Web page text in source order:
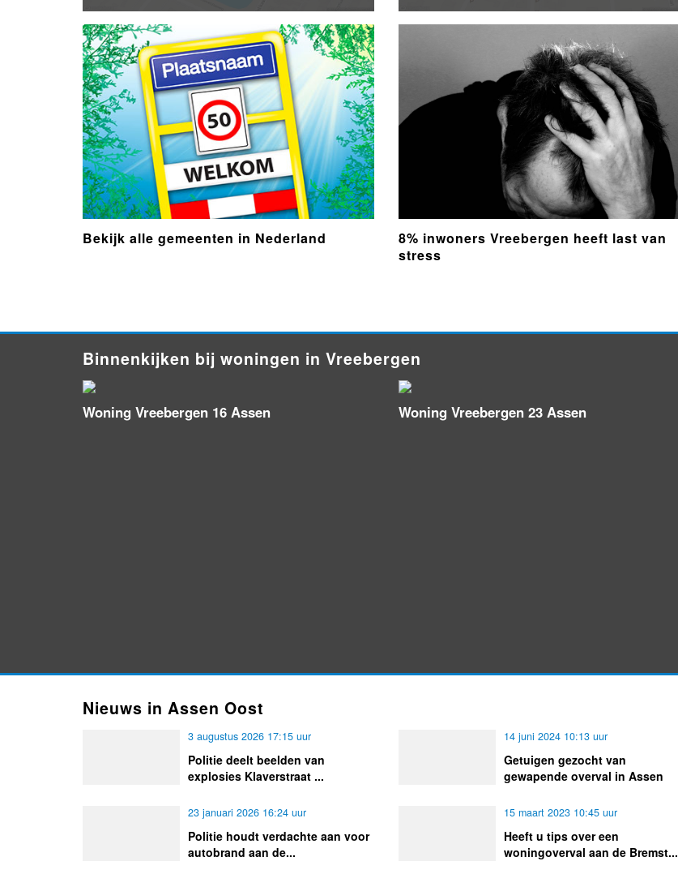
Bekijk alle gemeenten in Nederland
8% inwoners Vreebergen heeft last van
stress
Binnenkijken bij woningen in Vreebergen
Woning Vreebergen 16 Assen Woning Vreebergen 23 Assen
Nieuws in Assen Oost
3 augustus 2026 17:15 uur
Politie deelt beelden van
explosies Klaverstraat ...
23 januari 2026 16:24 uur
Politie houdt verdachte aan voor
autobrand aan de...
14 juni 2024 10:13 uur
Getuigen gezocht van
gewapende overval in Assen
15 maart 2023 10:45 uur
Heeft u tips over een
woningoverval aan de Bremst...